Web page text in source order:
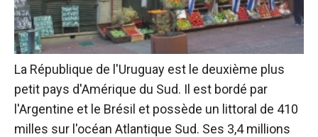
La République de l'Uruguay est le deuxième plus
petit pays d'Amérique du Sud. Il est bordé par
l'Argentine et le Brésil et possède un littoral de 410
milles sur l'océan Atlantique Sud. Ses 3,4 millions